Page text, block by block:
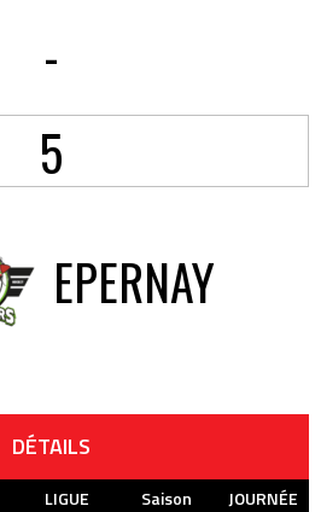
-
5
EPERNAY
DÉTAILS
LIGUE Saison
JOURNÉE